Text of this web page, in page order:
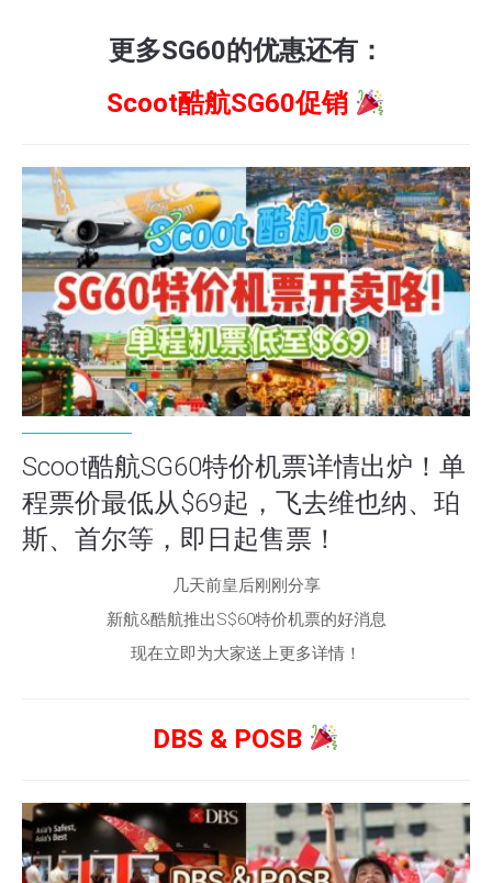
更多SG60的优惠还有：
Scoot酷航SG60促销
Scoot酷航SG60特价机票详情出炉！单
程票价最低从$69起，飞去维也纳、珀
斯、首尔等，即日起售票！
几天前皇后刚刚分享
新航&酷航推出S$60特价机票的好消息
现在立即为大家送上更多详情！
DBS & POSB